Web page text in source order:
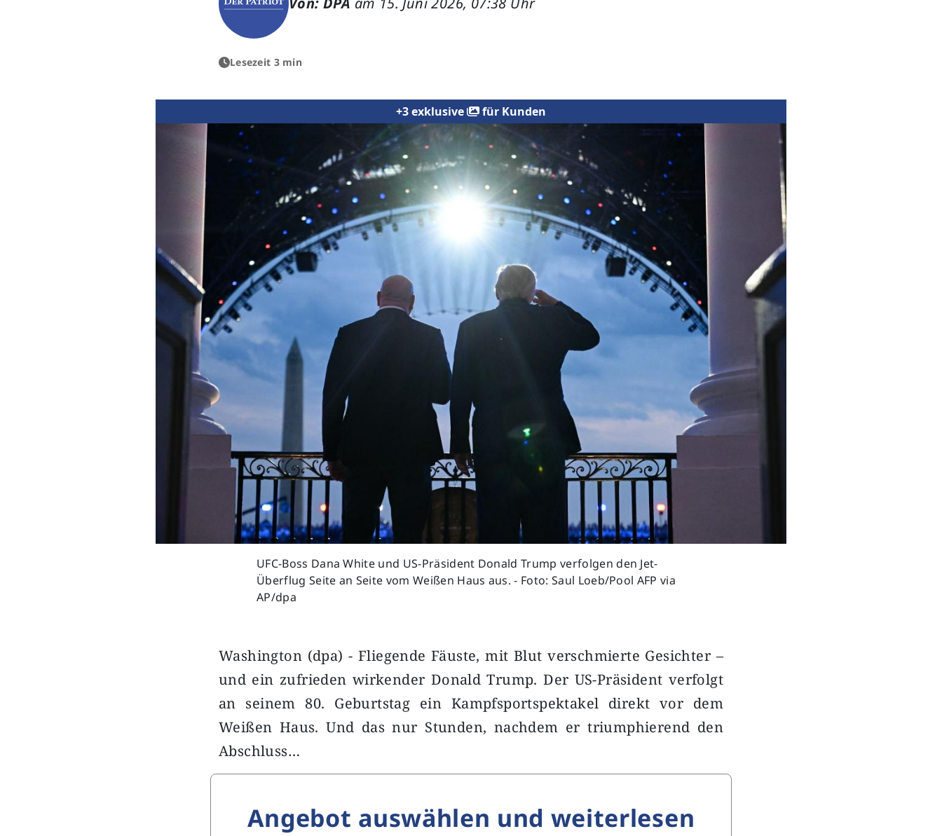
Lesezeit 3 min
+3 exklusive für Kunden
UFC-Boss Dana White und US-Präsident Donald Trump verfolgen den Jet-
Überflug Seite an Seite vom Weißen Haus aus. - Foto: Saul Loeb/Pool AFP via
AP/dpa
Previous
Washington (dpa) - Fliegende Fäuste, mit Blut verschmierte Gesichter –
und ein zufrieden wirkender Donald Trump. Der US-Präsident verfolgt
an seinem 80. Geburtstag ein Kampfsportspektakel direkt vor dem
Weißen Haus. Und das nur Stunden, nachdem er triumphierend den
Abschluss…
Angebot auswählen und weiterlesen